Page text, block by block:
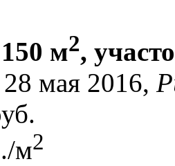
м2,
мая 2016,
м2